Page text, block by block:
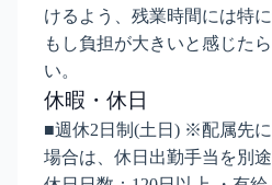
けるよう、残業時間には特
もし負担が大きいと感じた
い。
休暇・休日
■週休2日制(土日) ※配属先
場合は、休日出勤手当を別